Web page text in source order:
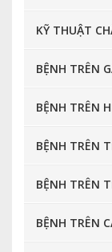
KỸ THUẬT
BỆNH TRÊN
CHIM CÚT ...
BỆNH TRÊN
BỆNH TRÊN
BỆNH TRÊN
CẢNH, CÁ
BỆNH TRÊN